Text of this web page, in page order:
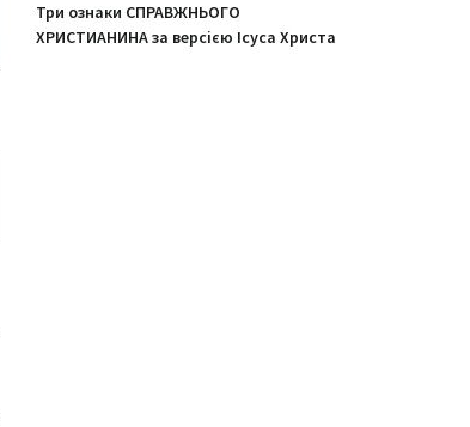
Три ознаки СПРАВЖНЬОГО
ХРИСТИАНИНА за версією Ісуса Христа